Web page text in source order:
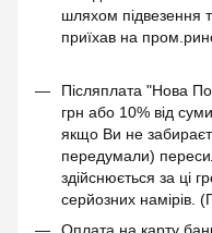
шляхом підвезення
приїхав на
Післяплата "Нова
грн або 10% від
якщо Ви не
передумали)
здійснюється за ці
серйозних намірів.